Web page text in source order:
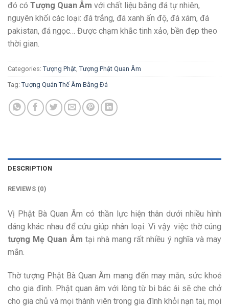
đó có Tượng Quan Âm với chất liệu bằng đá tự nhiên,
nguyên khối các loại: đá trắng, đá xanh ấn độ, đá xám, đá
pakistan, đá ngọc… Được chạm khắc tinh xảo, bền đẹp theo
thời gian.
Categories: Tượng Phật, Tượng Phật Quan Âm
Tag: Tượng Quán Thế Âm Bằng Đá
DESCRIPTION
REVIEWS (0)
Vị Phật Bà Quan Âm có thần lực hiện thân dưới nhiều hình
dáng khác nhau để cứu giúp nhân loại. Vì vậy việc thờ cúng
tượng Mẹ Quan Âm tại nhà mang rất nhiều ý nghĩa và may
mắn.
Thờ tượng Phật Bà Quan Âm mang đến may mắn, sức khoẻ
cho gia đình. Phật quan âm với lòng từ bi bác ái sẽ che chở
cho gia chủ và mọi thành viên trong gia đình khỏi nạn tai, mọi